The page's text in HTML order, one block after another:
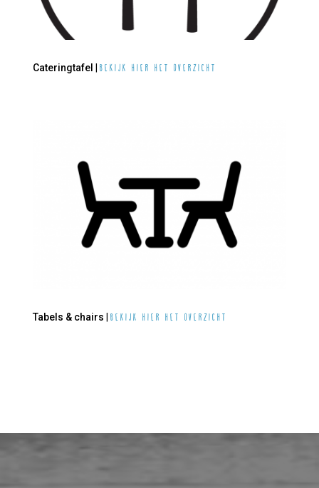
Cateringtafel Bekijk hier het overzicht
Tabels & chairs Bekijk hier het overzicht